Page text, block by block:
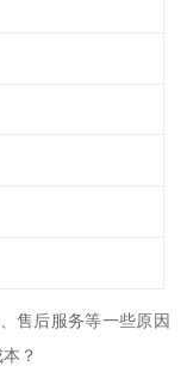
售后服务等一些原因
？